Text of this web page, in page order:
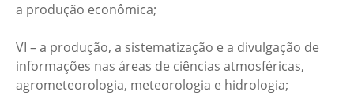
a produção econômica;
VI – a produção, a sistematização e a divulgação de
informações nas áreas de ciências atmosféricas,
agrometeorologia, meteorologia e hidrologia;